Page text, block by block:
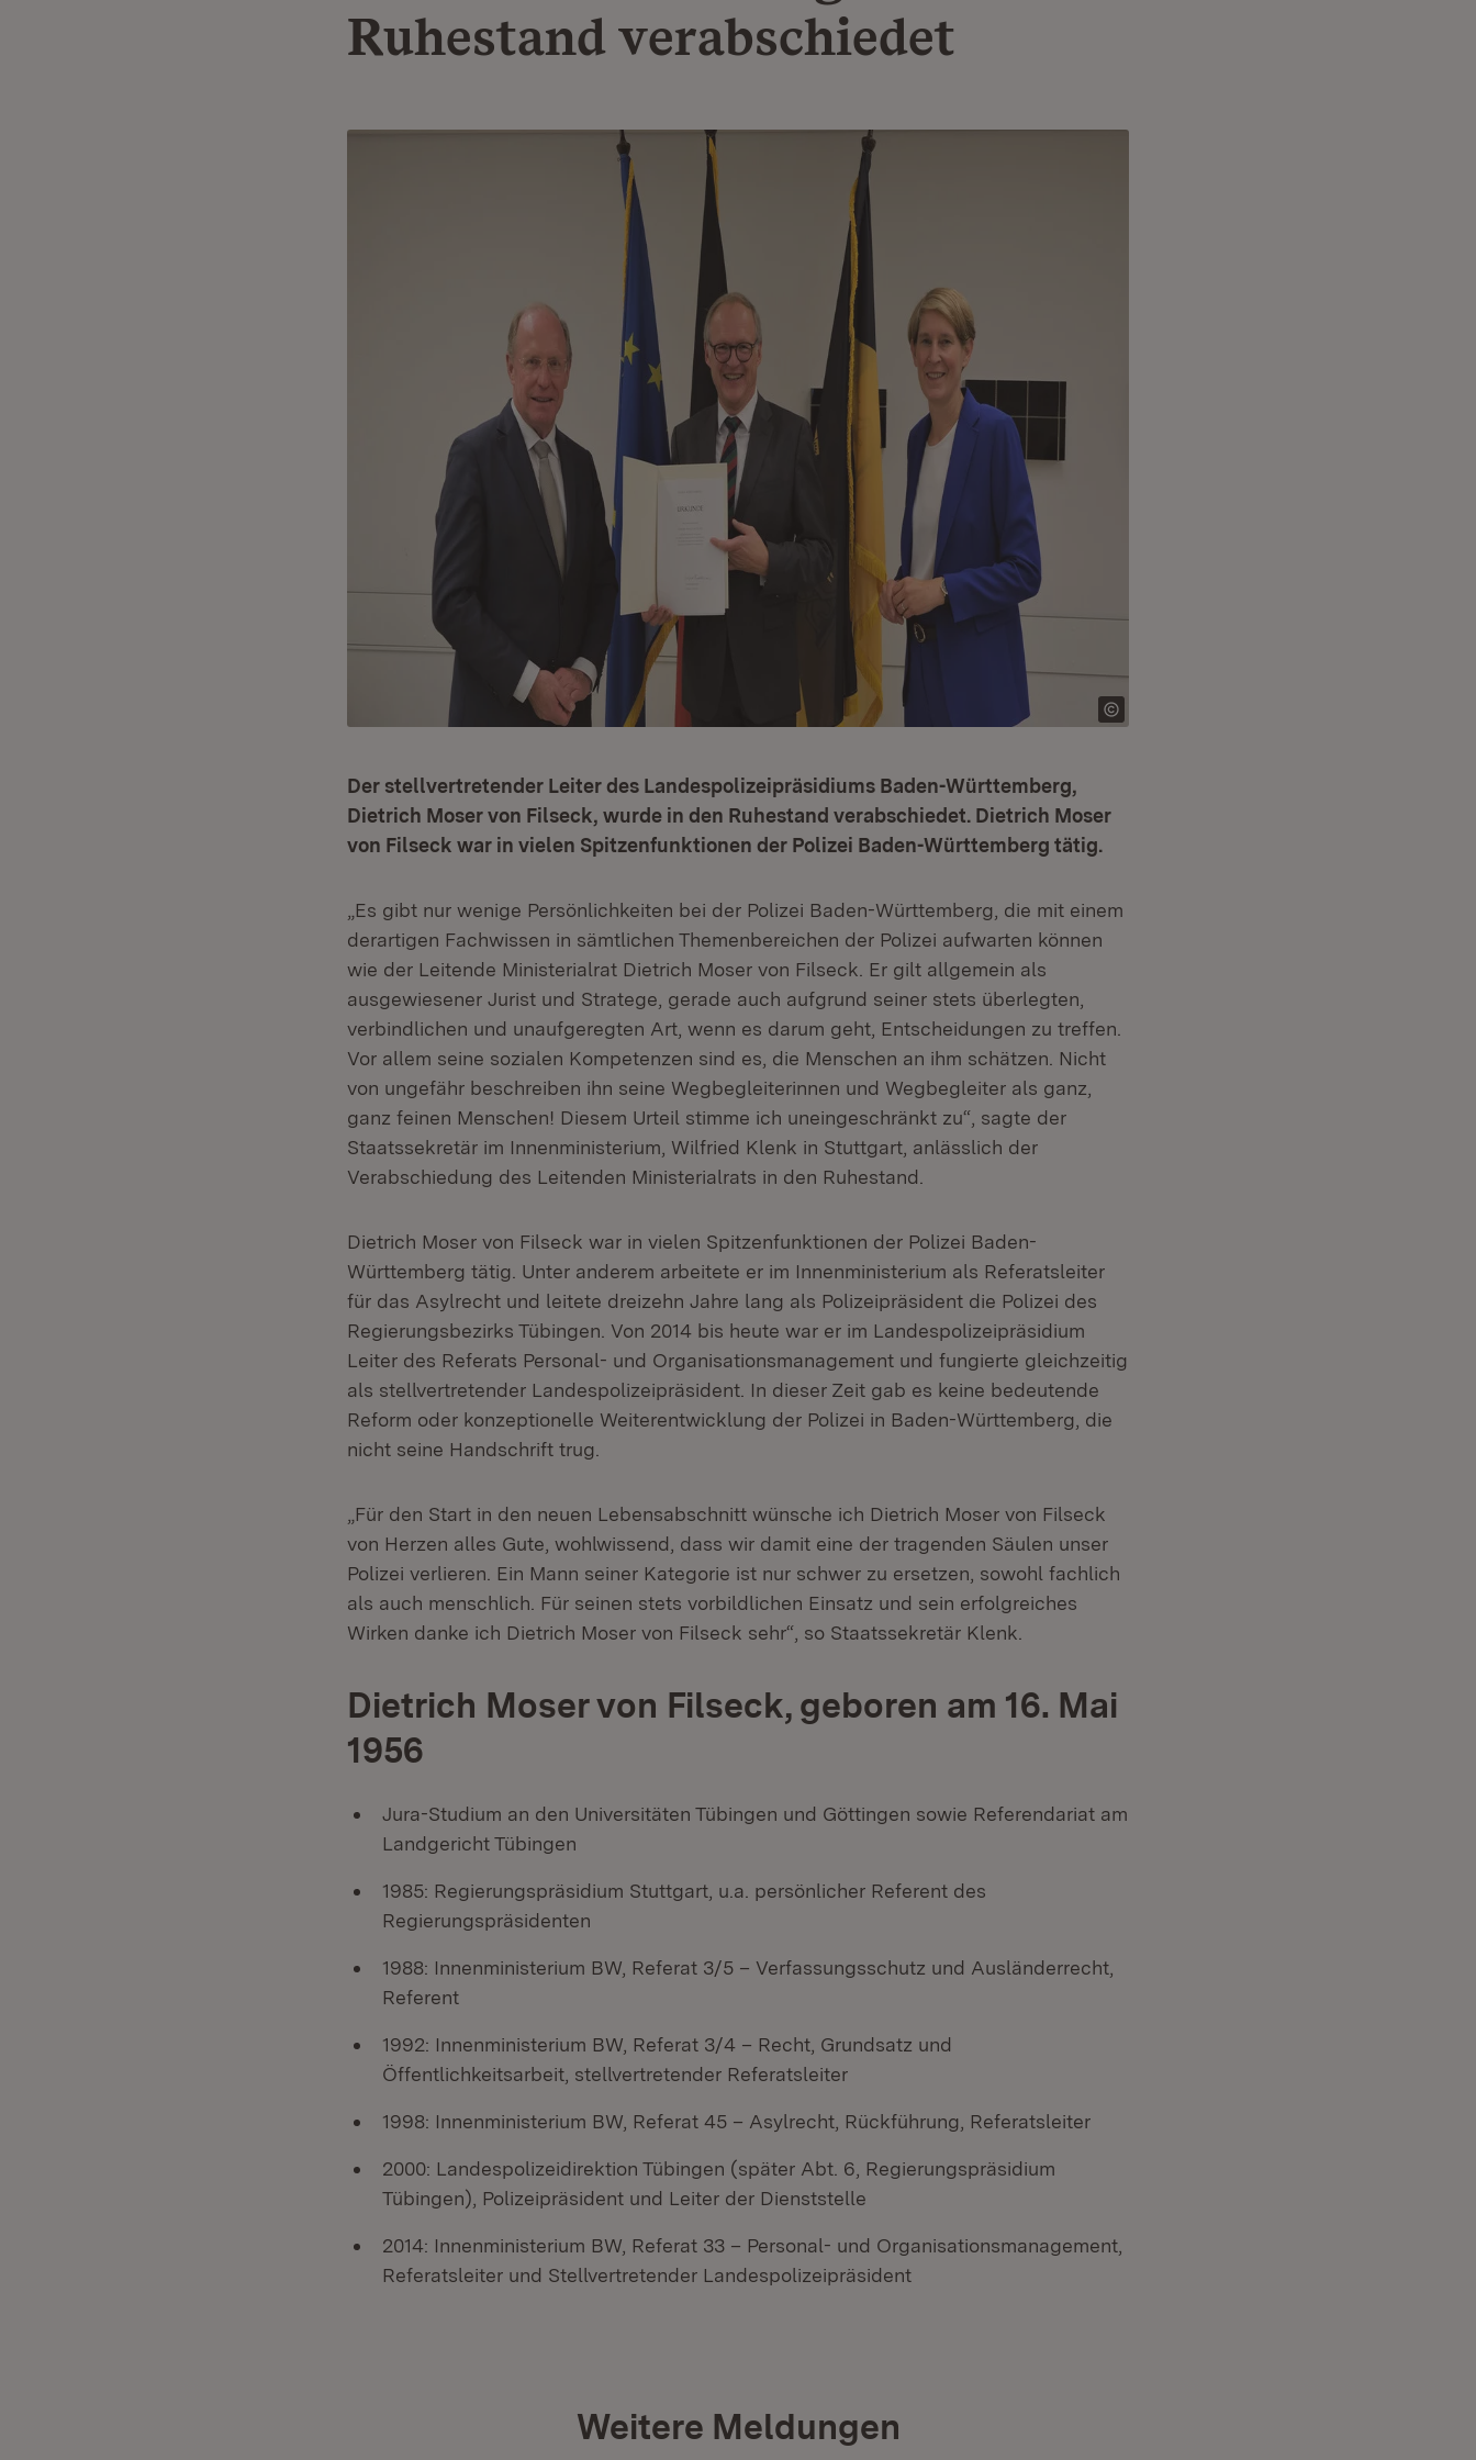
Ruhestand verabschiedet
Der stellvertretender Leiter des Landespolizeipräsidiums Baden-Württemberg,
Dietrich Moser von Filseck, wurde in den Ruhestand verabschiedet. Dietrich Moser
von Filseck war in vielen Spitzenfunktionen der Polizei Baden-Württemberg tätig.
„Es gibt nur wenige Persönlichkeiten bei der Polizei Baden-Württemberg, die mit einem
derartigen Fachwissen in sämtlichen Themenbereichen der Polizei aufwarten können
wie der Leitende Ministerialrat Dietrich Moser von Filseck. Er gilt allgemein als
ausgewiesener Jurist und Stratege, gerade auch aufgrund seiner stets überlegten,
verbindlichen und unaufgeregten Art, wenn es darum geht, Entscheidungen zu treffen.
Vor allem seine sozialen Kompetenzen sind es, die Menschen an ihm schätzen. Nicht
von ungefähr beschreiben ihn seine Wegbegleiterinnen und Wegbegleiter als ganz,
ganz feinen Menschen! Diesem Urteil stimme ich uneingeschränkt zu“, sagte der
Staatssekretär im Innenministerium, Wilfried Klenk in Stuttgart, anlässlich der
Verabschiedung des Leitenden Ministerialrats in den Ruhestand.
Dietrich Moser von Filseck war in vielen Spitzenfunktionen der Polizei Baden-
Württemberg tätig. Unter anderem arbeitete er im Innenministerium als Referatsleiter
für das Asylrecht und leitete dreizehn Jahre lang als Polizeipräsident die Polizei des
Regierungsbezirks Tübingen. Von 2014 bis heute war er im Landespolizeipräsidium
Leiter des Referats Personal- und Organisationsmanagement und fungierte gleichzeitig
als stellvertretender Landespolizeipräsident. In dieser Zeit gab es keine bedeutende
Reform oder konzeptionelle Weiterentwicklung der Polizei in Baden-Württemberg, die
nicht seine Handschrift trug.
„Für den Start in den neuen Lebensabschnitt wünsche ich Dietrich Moser von Filseck
von Herzen alles Gute, wohlwissend, dass wir damit eine der tragenden Säulen unser
Polizei verlieren. Ein Mann seiner Kategorie ist nur schwer zu ersetzen, sowohl fachlich
als auch menschlich. Für seinen stets vorbildlichen Einsatz und sein erfolgreiches
Wirken danke ich Dietrich Moser von Filseck sehr“, so Staatssekretär Klenk.
Dietrich Moser von Filseck, geboren am 16. Mai
1956
Jura-Studium an den Universitäten Tübingen und Göttingen sowie Referendariat am
Landgericht Tübingen
1985: Regierungspräsidium Stuttgart, u.a. persönlicher Referent des
Regierungspräsidenten
1988: Innenministerium BW, Referat 3/5 – Verfassungsschutz und Ausländerrecht,
Referent
1992: Innenministerium BW, Referat 3/4 – Recht, Grundsatz und
Öffentlichkeitsarbeit, stellvertretender Referatsleiter
1998: Innenministerium BW, Referat 45 – Asylrecht, Rückführung, Referatsleiter
2000: Landespolizeidirektion Tübingen (später Abt. 6, Regierungspräsidium
Tübingen), Polizeipräsident und Leiter der Dienststelle
2014: Innenministerium BW, Referat 33 – Personal- und Organisationsmanagement,
Referatsleiter und Stellvertretender Landespolizeipräsident
Weitere Meldungen